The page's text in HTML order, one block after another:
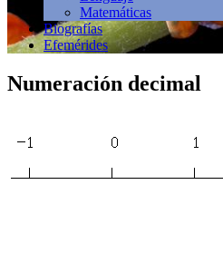
Matemáticas
Biografías
Efemérides
Numeración decimal